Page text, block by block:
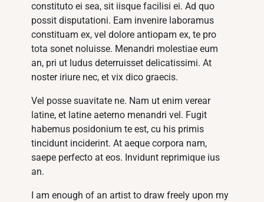
constituto ei sea, sit iisque facilisi ei. Ad quo
possit disputationi. Eam invenire laboramus
constituam ex, vel dolore antiopam ex, te pro
tota sonet noluisse. Menandri molestiae eum
an, pri ut ludus deterruisset delicatissimi. At
noster iriure nec, et vix dico graecis.
Vel posse suavitate ne. Nam ut enim verear
latine, et latine aeterno menandri vel. Fugit
habemus posidonium te est, cu his primis
tincidunt inciderint. At aeque corpora nam,
saepe perfecto at eos. Invidunt reprimique ius
an.
I am enough of an artist to draw freely upon my